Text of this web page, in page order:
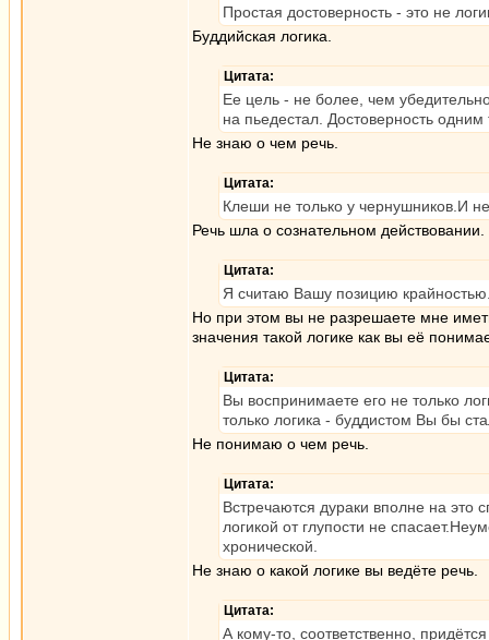
Простая достоверность - это не
Буддийская логика.
Цитата:
Ее цель - не более, чем
на пьедестал. Достоверность
Не знаю о чем речь.
Цитата:
Клеши не только у чернушников.И
Речь шла о сознательном действовании.
Цитата:
Я считаю Вашу позицию
Но при этом вы не разрешаете мне
значения такой логике как вы её
Цитата:
Вы воспринимаете его не только
только логика - буддистом Вы бы
Не понимаю о чем речь.
Цитата:
Встречаются дураки вполне на это
логикой от глупости не
хронической.
Не знаю о какой логике вы ведёте речь.
Цитата:
А кому-то, соответственно,